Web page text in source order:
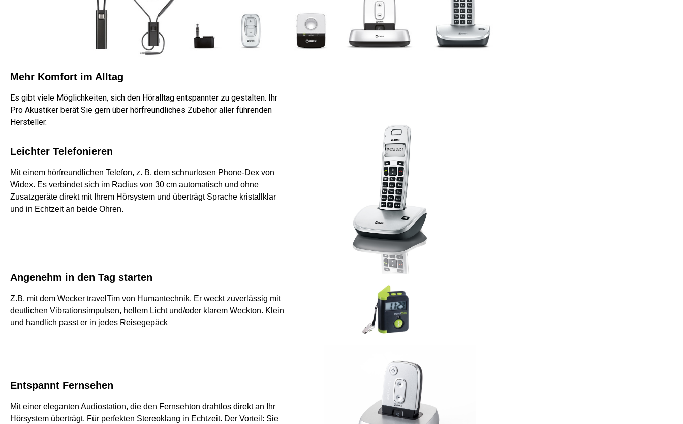
Mehr Komfort im Alltag
Es gibt viele Möglichkeiten, sich den Höralltag entspannter zu gestalten. Ihr
Pro Akustiker berät Sie gern über hörfreundliches Zubehör aller führenden
Hersteller.
Leichter Telefonieren
Mit einem hörfreundlichen Telefon, z. B. dem schnurlosen Phone-Dex von
Widex. Es verbindet sich im Radius von 30 cm automatisch und ohne
Zusatzgeräte direkt mit Ihrem Hörsystem und überträgt Sprache kristallklar
und in Echtzeit an beide Ohren.
Angenehm in den Tag starten
Z.B. mit dem Wecker travelTim von Humantechnik. Er weckt zuverlässig mit
deutlichen Vibrationsimpulsen, hellem Licht und/oder klarem Weckton. Klein
und handlich passt er in jedes Reisegepäck
Entspannt Fernsehen
Mit einer eleganten Audiostation, die den Fernsehton drahtlos direkt an Ihr
Hörsystem überträgt. Für perfekten Stereoklang in Echtzeit. Der Vorteil: Sie